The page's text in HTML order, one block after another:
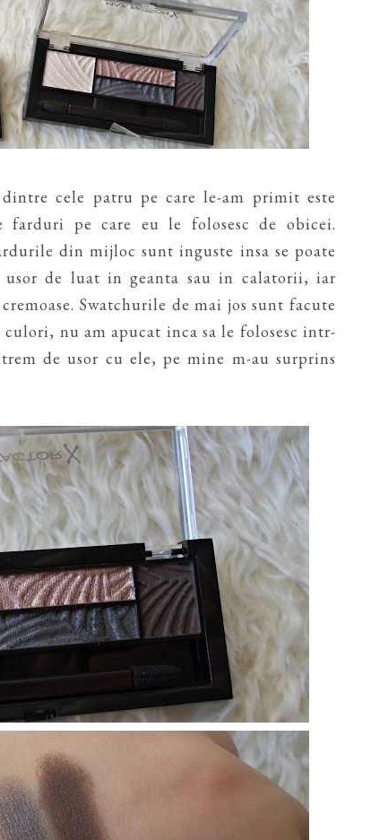
cele patru pe care le-am primit este
farduri pe care eu le folosesc de obicei.
din mijloc sunt inguste insa se poate
usor de luat in geanta sau in calatorii, iar
Swatchurile de mai jos sunt facute
nu am apucat inca sa le folosesc intr-
de usor cu ele, pe mine m-au surprins